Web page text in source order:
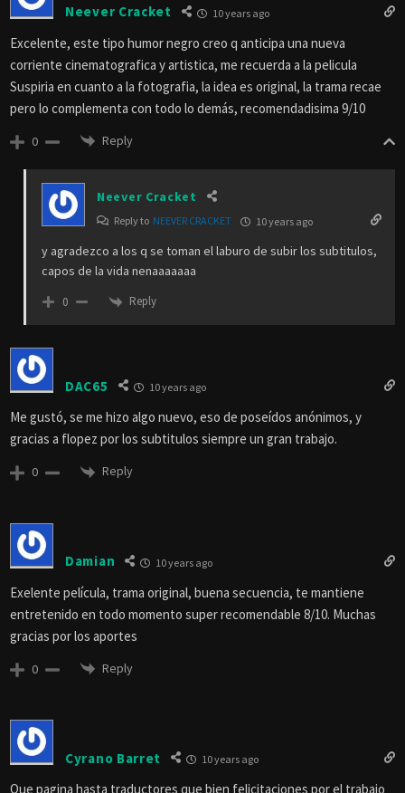
Neever Cracket 10 years ago
Excelente, este tipo humor negro creo q anticipa una nueva
corriente cinematografica y artistica, me recuerda a la pelicula
Suspiria en cuanto a la fotografia, la idea es original, la trama recae
pero lo complementa con todo lo demás, recomendadisima 9/10
0 Reply
Neever Cracket
Reply to NEEVER CRACKET 10 years ago
y agradezco a los q se toman el laburo de subir los subtitulos,
capos de la vida nenaaaaaaa
0 Reply
DAC65 10 years ago
Me gustó, se me hizo algo nuevo, eso de poseídos anónimos, y
gracias a flopez por los subtitulos siempre un gran trabajo.
0 Reply
Damian 10 years ago
Exelente película, trama original, buena secuencia, te mantiene
entretenido en todo momento super recomendable 8/10. Muchas
gracias por los aportes
0 Reply
Cyrano Barret 10 years ago
Que pagina hasta traductores que bien felicitaciones por el trabajo